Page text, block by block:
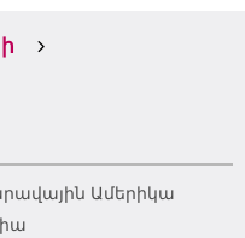
Ամերիկա